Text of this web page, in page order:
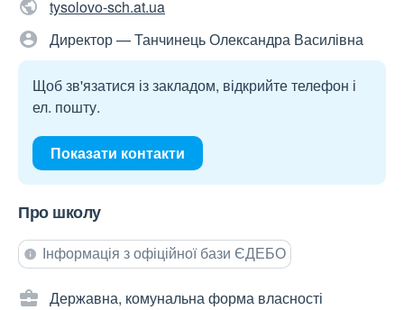
tysolovo-sch.at.ua
Директор — Танчинець Олександра Василівна
Щоб зв'язатися із закладом, відкрийте телефон і
ел. пошту.
Показати контакти
Про школу
Інформація з офіційної бази ЄДЕБО
Державна, комунальна форма власності